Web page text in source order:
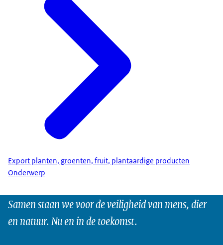
Export planten, groenten, fruit, plantaardige producten
Onderwerp
Samen staan we voor de veiligheid van mens, dier
en natuur. Nu en in de toekomst.